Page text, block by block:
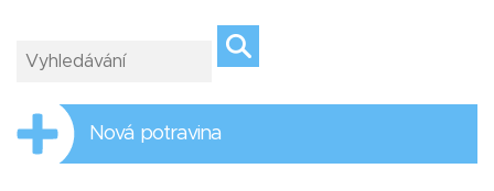
Nová potravina